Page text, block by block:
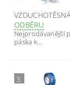
ODBĚRU
Nejprodávanější
páska k...
3.